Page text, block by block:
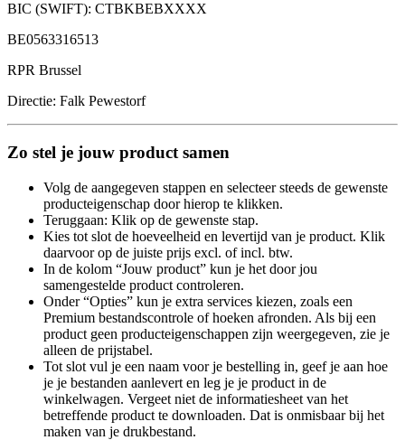
BIC (SWIFT): CTBKBEBXXXX
BE0563316513
RPR Brussel
Directie: Falk Pewestorf
Zo stel je jouw product samen
Volg de aangegeven stappen en selecteer steeds de gewenste
producteigenschap door hierop te klikken.
Teruggaan: Klik op de gewenste stap.
Kies tot slot de hoeveelheid en levertijd van je product. Klik
daarvoor op de juiste prijs excl. of incl. btw.
In de kolom “Jouw product” kun je het door jou
samengestelde product controleren.
Onder “Opties” kun je extra services kiezen, zoals een
Premium bestandscontrole of hoeken afronden. Als bij een
product geen producteigenschappen zijn weergegeven, zie je
alleen de prijstabel.
Tot slot vul je een naam voor je bestelling in, geef je aan hoe
je je bestanden aanlevert en leg je je product in de
winkelwagen. Vergeet niet de informatiesheet van het
betreffende product te downloaden. Dat is onmisbaar bij het
maken van je drukbestand.